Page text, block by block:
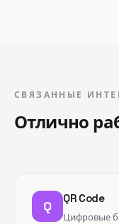
СВЯЗАННЫЕ
Отлично
Q QR Code
Цифровые